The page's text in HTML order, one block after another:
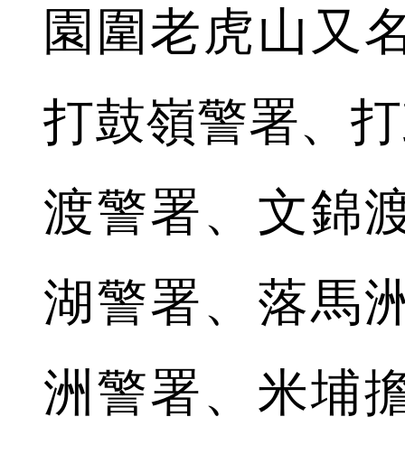
園圍老虎山又
打鼓嶺警署、
渡警署、文錦
湖警署、落馬
洲警署、米埔